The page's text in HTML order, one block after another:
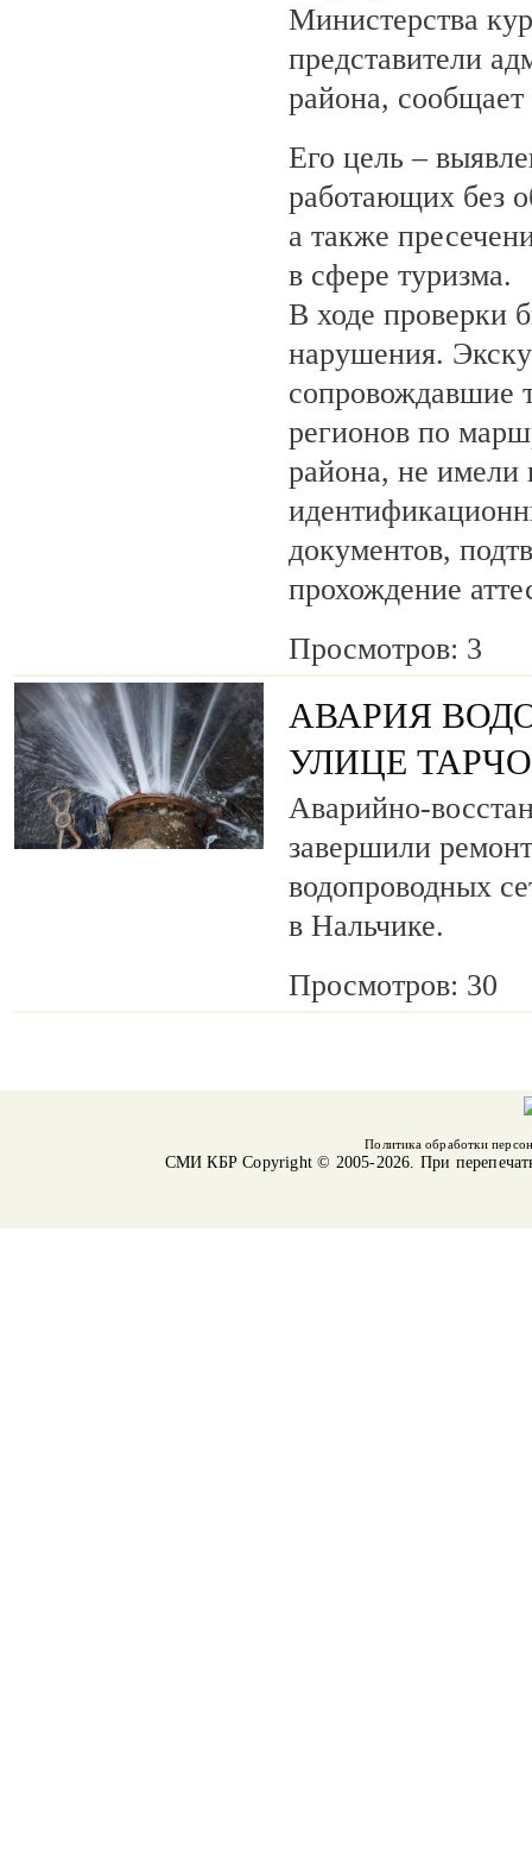
Министерства
представители
района,
Его цель –
работающих без
а также
в сфере туризма.
В ходе проверки
нарушения.
сопровождавшие
регионов по
района, не имели
документов,
прохождение
Просмотров: 3
АВАРИЯ
УЛИЦЕ
Аварийно-
завершили
водопроводных
в Нальчике.
Просмотров: 30
Политика обработки
СМИ КБРCopyright © 2005-2026. При